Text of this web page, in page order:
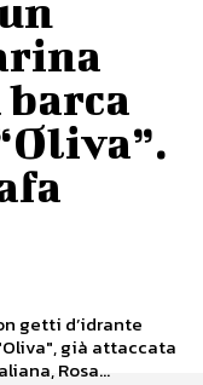
getti d’idrante
già attaccata
Rosa...